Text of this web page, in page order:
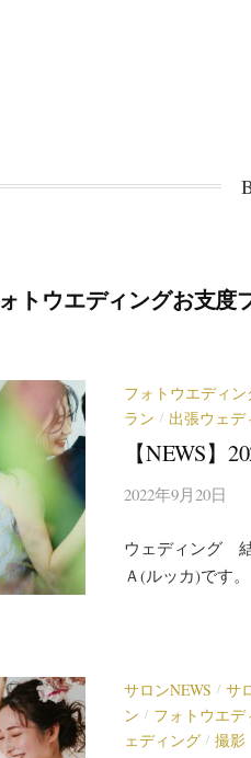
トウエディングお支度
フォトウエディ
ラン / 出張ウェデ
【NEWS】
2022年9月20日
ウェディング
Ａ(ルッカ)です
サロンNEWS / サ
ン / フォトウエ
ェディング / 撮影